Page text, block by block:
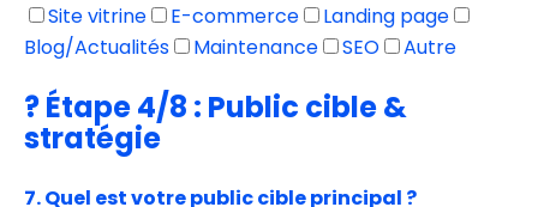
Site vitrine
E-commerce
Landing page
Blog/Actualités
Maintenance SEO Autre
? Étape 4/8 : Public cible &
stratégie
7. Quel est votre public cible principal ?